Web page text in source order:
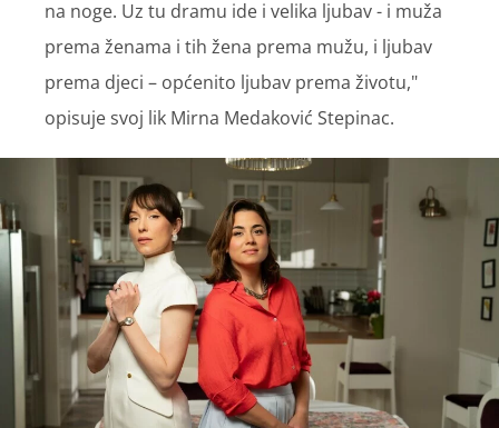
na noge. Uz tu dramu ide i velika ljubav - i muža
prema ženama i tih žena prema mužu, i ljubav
prema djeci – općenito ljubav prema životu,"
opisuje svoj lik Mirna Medaković Stepinac.